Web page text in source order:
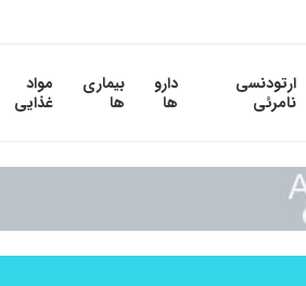
ارتودنسی
نامرئی
دارو
ها
بیماری
ها
مواد
غذایی